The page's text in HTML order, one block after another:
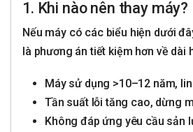
1. Khi nào nên thay máy?
Nếu máy có các biểu hiện dưới
là phương án tiết kiệm hơn về dài
Máy sử dụng >10–12 năm,
Tần suất lỗi tăng cao, dừng
Không đáp ứng yêu cầu sản